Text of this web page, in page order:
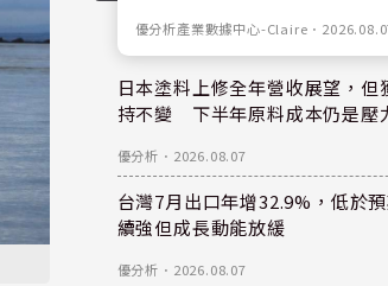
優分析產業數據中心-Claire ．
日本塗料上修全年營收展望，但
持不變 下半年原料成本仍是壓
優分析 ． 2026.08.07
台灣7月出口年增32.9%，低於
續強但成長動能放緩
優分析 ． 2026.08.07